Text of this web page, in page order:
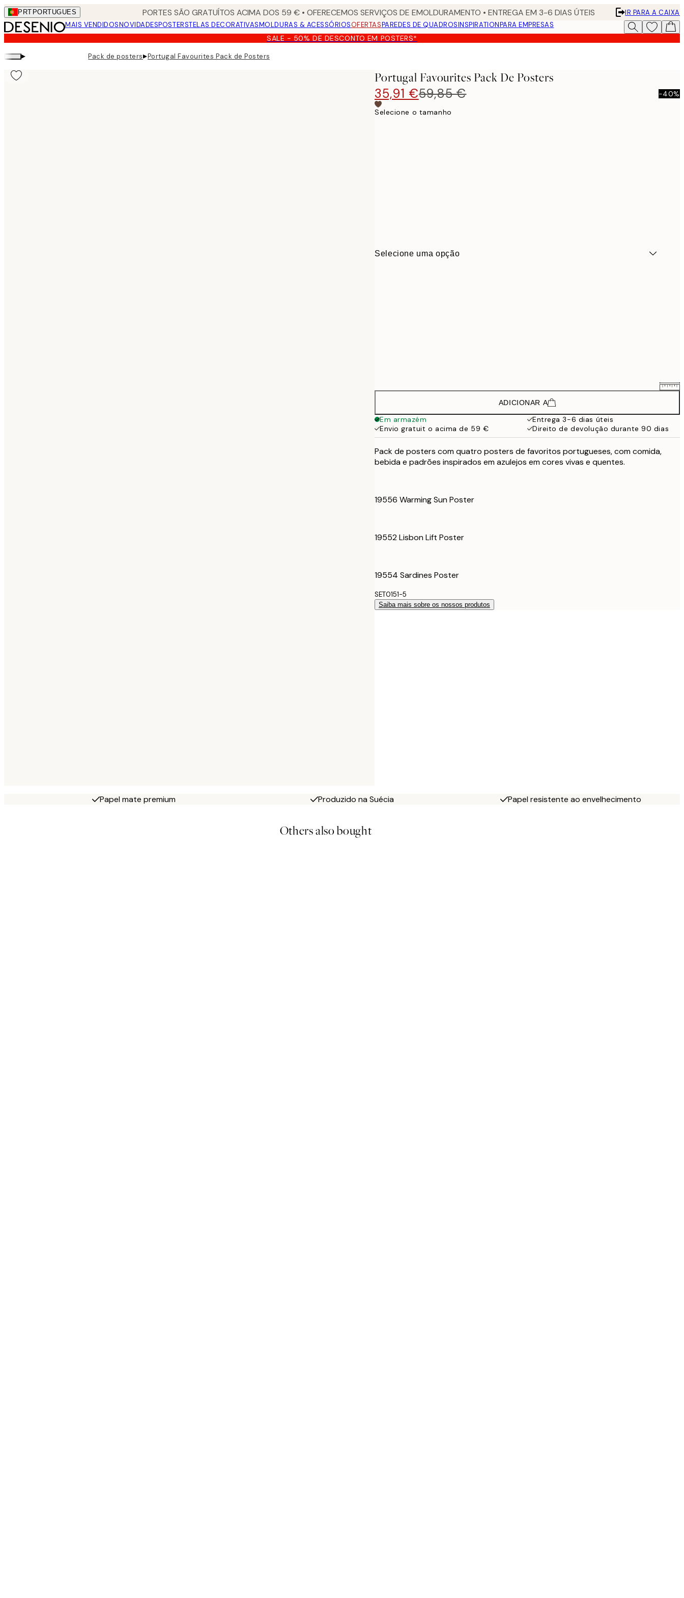
Skip
to
main
content.
PRT PORTUGUES PORTES SÃO GRATUÍTOS ACIMA DOS 59 € • OFERECEMOS SERVIÇOS DE EMOLDURAMENTO • ENTREGA EM 3-6 DIAS ÚTEIS
IR PARA A CAIXA
MAIS VENDIDOSNOVIDADESPOSTERSTELAS DECORATIVASMOLDURAS & ACESSÓRIOSOFERTASPAREDES DE QUADROSINSPIRATIONPARA EMPRESAS
SALE - 50% DE DESCONTO EM POSTERS*
▸ Pack de posters▸Portugal Favourites Pack de Posters
Portugal Favourites Pack De Posters
35,91 €59,85 € -40%
Selecione o tamanho
Selecione uma opção
59,85 €
50x70 cm 58,41 €
97,35 €
ADICIONAR A
Em armazém
Entrega 3-6 dias úteis
Envio gratuit o acima de 59 €
Direito de devolução durante 90 dias
Pack de posters com quatro posters de favoritos portugueses, com comida,
bebida e padrões inspirados em azulejos em cores vivas e quentes.
19556 Warming Sun Poster
19552 Lisbon Lift Poster
19554 Sardines Poster
SET0151-5
Saiba mais sobre os nossos produtos
Papel mate premium Produzido na Suécia Papel resistente ao envelhecimento
Others also bought